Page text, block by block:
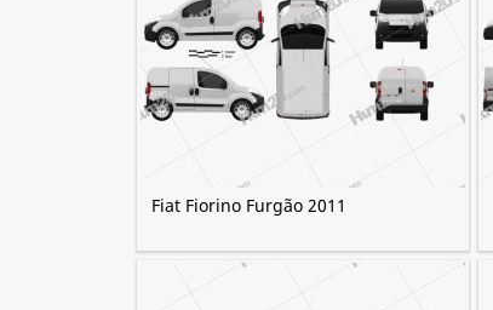
Fiat Fiorino Furgão 2011